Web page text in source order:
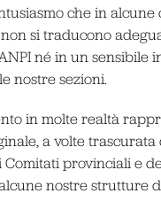
che in alcune
si traducono
né in un sensibile
nostre sezioni.
in molte realtà
a volte
provinciali e
nostre strutture